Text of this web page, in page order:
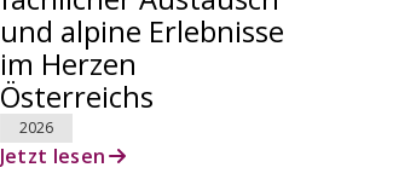
und alpine Erlebnisse
im Herzen
Österreichs
2026
Jetzt lesen